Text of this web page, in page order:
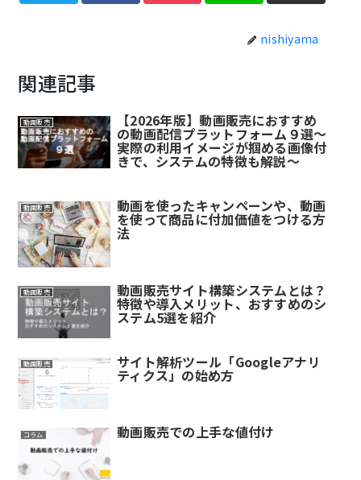
nishiyama
関連記事
動画販売 【2026年版】動画販売におすすめ
の動画配信プラットフォーム９選～
実際の利用イメージが掴める画像付
きで、システムの特徴も解説～
動画販売 動画を使ったキャンペーンや、動画
を使って商品に付加価値をつける方
法
動画販売 動画販売サイト構築システムとは？
特徴や導入メリット、おすすめのシ
ステム5選を紹介
動画販売 サイト解析ツール「Googleアナリ
ティクス」の始め方
コラム 動画販売での上手な値付け